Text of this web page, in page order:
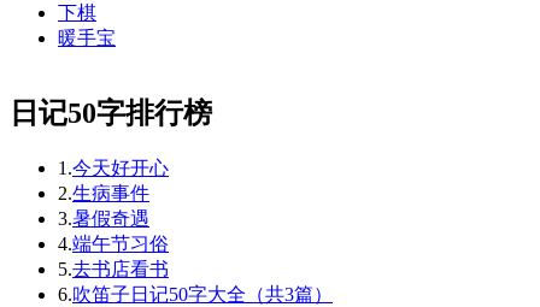
下棋
暖手宝
日记50字排行榜
1.今天好开心
2.生病事件
3.暑假奇遇
4.端午节习俗
5.去书店看书
6.吹笛子日记50字大全（共3篇）